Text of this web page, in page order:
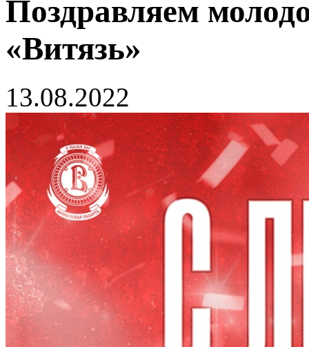
Поздравляем
«Витязь»
13.08.2022